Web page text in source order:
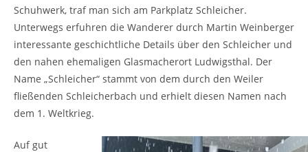
Schuhwerk, traf man sich am Parkplatz Schleicher.
Unterwegs erfuhren die Wanderer durch Martin Weinberger
interessante geschichtliche Details über den Schleicher und
den nahen ehemaligen Glasmacherort Ludwigsthal. Der
Name „Schleicher“ stammt von dem durch den Weiler
fließenden Schleicherbach und erhielt diesen Namen nach
dem 1. Weltkrieg.
Auf gut